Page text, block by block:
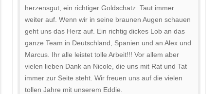
herzensgut, ein richtiger Goldschatz. Taut immer
weiter auf. Wenn wir in seine braunen Augen schauen
geht uns das Herz auf. Ein richtig dickes Lob an das
ganze Team in Deutschland, Spanien und an Alex und
Marcus. Ihr alle leistet tolle Arbeit!!! Vor allem aber
vielen lieben Dank an Nicole, die uns mit Rat und Tat
immer zur Seite steht. Wir freuen uns auf die vielen
tollen Jahre mit unserem Eddie.